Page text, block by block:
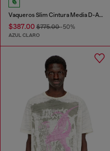
Vaqueros Slim Cintura Media D-ASKAR
$387.00 $775.00-50%
AZUL CLARO